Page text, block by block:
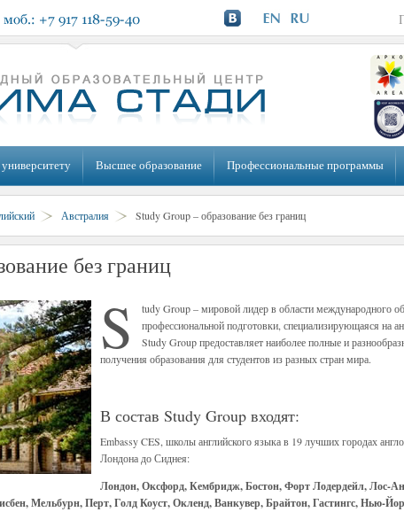
Высшее образование Профессиональные программы
Австралия Study Group – образование без границ
без границ
S
tudy Group – мировой лидер в области международного
профессиональной подготовки, специализирующаяся на
Study Group предоставляет наиболее полные и
получения образования для студентов из разных стран мира.
В состав Study Group входят:
Embassy CES, школы английского языка в 19 лучших городах
Лондона до Сиднея:
Лондон, Оксфорд, Кембридж, Бостон, Форт Лодердейл, Лос-
Мельбурн, Перт, Голд Коуст, Окленд, Ванкувер, Брайтон, Гастингс, Нью-